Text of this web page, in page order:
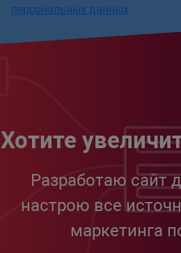
персональных данных
Хотите
Разработаю сайт
настрою все
маркетинга